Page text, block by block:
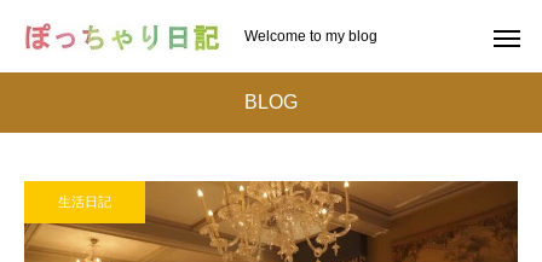
Welcome to my blog
BLOG
生活日記